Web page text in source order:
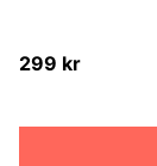
299 kr